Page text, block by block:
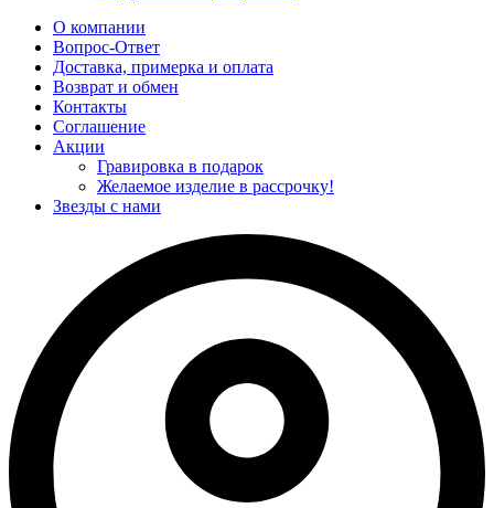
О компании
Вопрос-Ответ
Доставка, примерка и оплата
Возврат и обмен
Контакты
Соглашение
Акции
Гравировка в подарок
Желаемое изделие в рассрочку!
Звезды с нами